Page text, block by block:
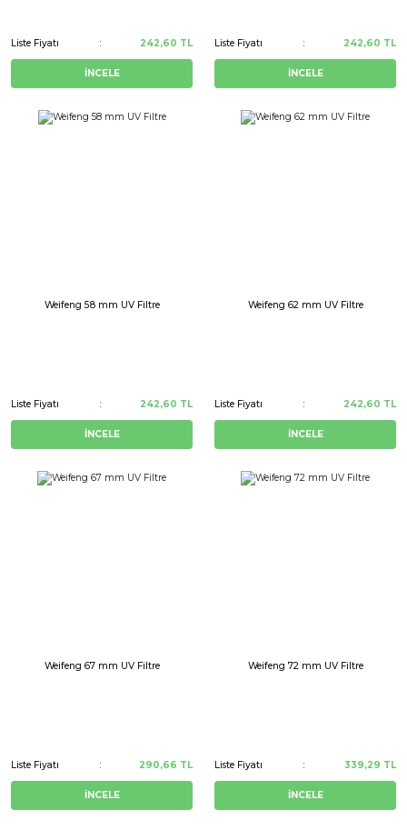
Liste Fiyatı 242,60 TL
İNCELE
Liste Fiyatı 242,60 TL
İNCELE
Weifeng 58 mm UV Filtre
Liste Fiyatı 242,60 TL
İNCELE
Weifeng 62 mm UV Filtre
Liste Fiyatı 242,60 TL
İNCELE
Weifeng 67 mm UV Filtre
Liste Fiyatı 290,66 TL
İNCELE
Weifeng 72 mm UV Filtre
Liste Fiyatı 339,29 TL
İNCELE